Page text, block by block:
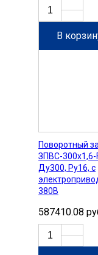
В
Поворотный
ЗПВС-300х1,6-
Ду300, Ру16, с
380В
587410.08